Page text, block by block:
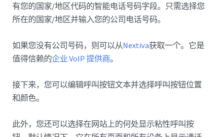
有您的国家/地区代码的智能电话号码字段。只需选择您
所在的国家/地区并输入您的公司电话号码。
如果您没有公司号码，则可以从Nextiva获取一个。它是
值得信赖的企业 VoIP 提供商。
接下来，您可以编辑呼叫按钮文本并选择呼叫按钮位置
和颜色。
此外，您还可以选择在网站上的何处显示粘性呼叫按